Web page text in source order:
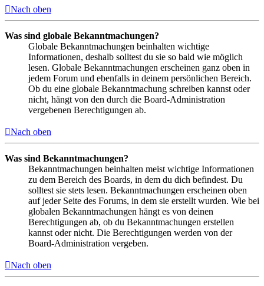
Nach oben
Was sind globale Bekanntmachungen?
Globale Bekanntmachungen beinhalten wichtige
Informationen, deshalb solltest du sie so bald wie möglich
lesen. Globale Bekanntmachungen erscheinen ganz oben in
jedem Forum und ebenfalls in deinem persönlichen Bereich.
Ob du eine globale Bekanntmachung schreiben kannst oder
nicht, hängt von den durch die Board-Administration
vergebenen Berechtigungen ab.
Nach oben
Was sind Bekanntmachungen?
Bekanntmachungen beinhalten meist wichtige Informationen
zu dem Bereich des Boards, in dem du dich befindest. Du
solltest sie stets lesen. Bekanntmachungen erscheinen oben
auf jeder Seite des Forums, in dem sie erstellt wurden. Wie bei
globalen Bekanntmachungen hängt es von deinen
Berechtigungen ab, ob du Bekanntmachungen erstellen
kannst oder nicht. Die Berechtigungen werden von der
Board-Administration vergeben.
Nach oben